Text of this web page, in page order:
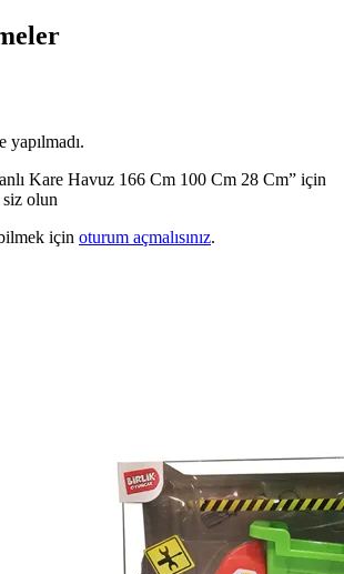
yapılmadı.
Kare Havuz 166 Cm 100 Cm 28 Cm” için
olun
için oturum açmalısınız.